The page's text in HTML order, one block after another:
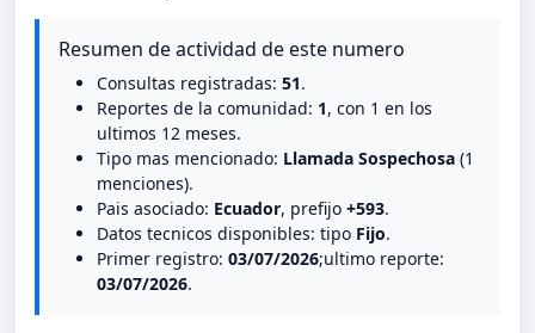
Resumen de actividad de este numero
Consultas registradas: 51.
Reportes de la comunidad: 1, con 1 en los
ultimos 12 meses.
Tipo mas mencionado: Llamada Sospechosa (1
menciones).
Pais asociado: Ecuador, prefijo +593.
Datos tecnicos disponibles: tipo Fijo.
Primer registro: 03/07/2026;ultimo reporte:
03/07/2026.